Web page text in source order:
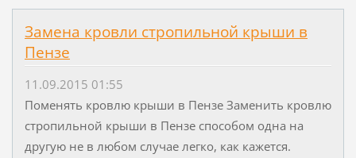
Замена кровли стропильной крыши в
Пензе
11.09.2015 01:55
Поменять кровлю крыши в Пензе Заменить кровлю
стропильной крыши в Пензе способом одна на
другую не в любом случае легко, как кажется.